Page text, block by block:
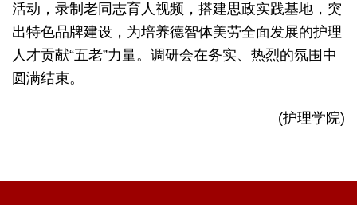
活动，录制老同志育人视频，搭建思政实践基地，突
出特色品牌建设，为培养德智体美劳全面发展的护理
人才贡献“五老”力量。调研会在务实、热烈的氛围中
圆满结束。
(护理学院)